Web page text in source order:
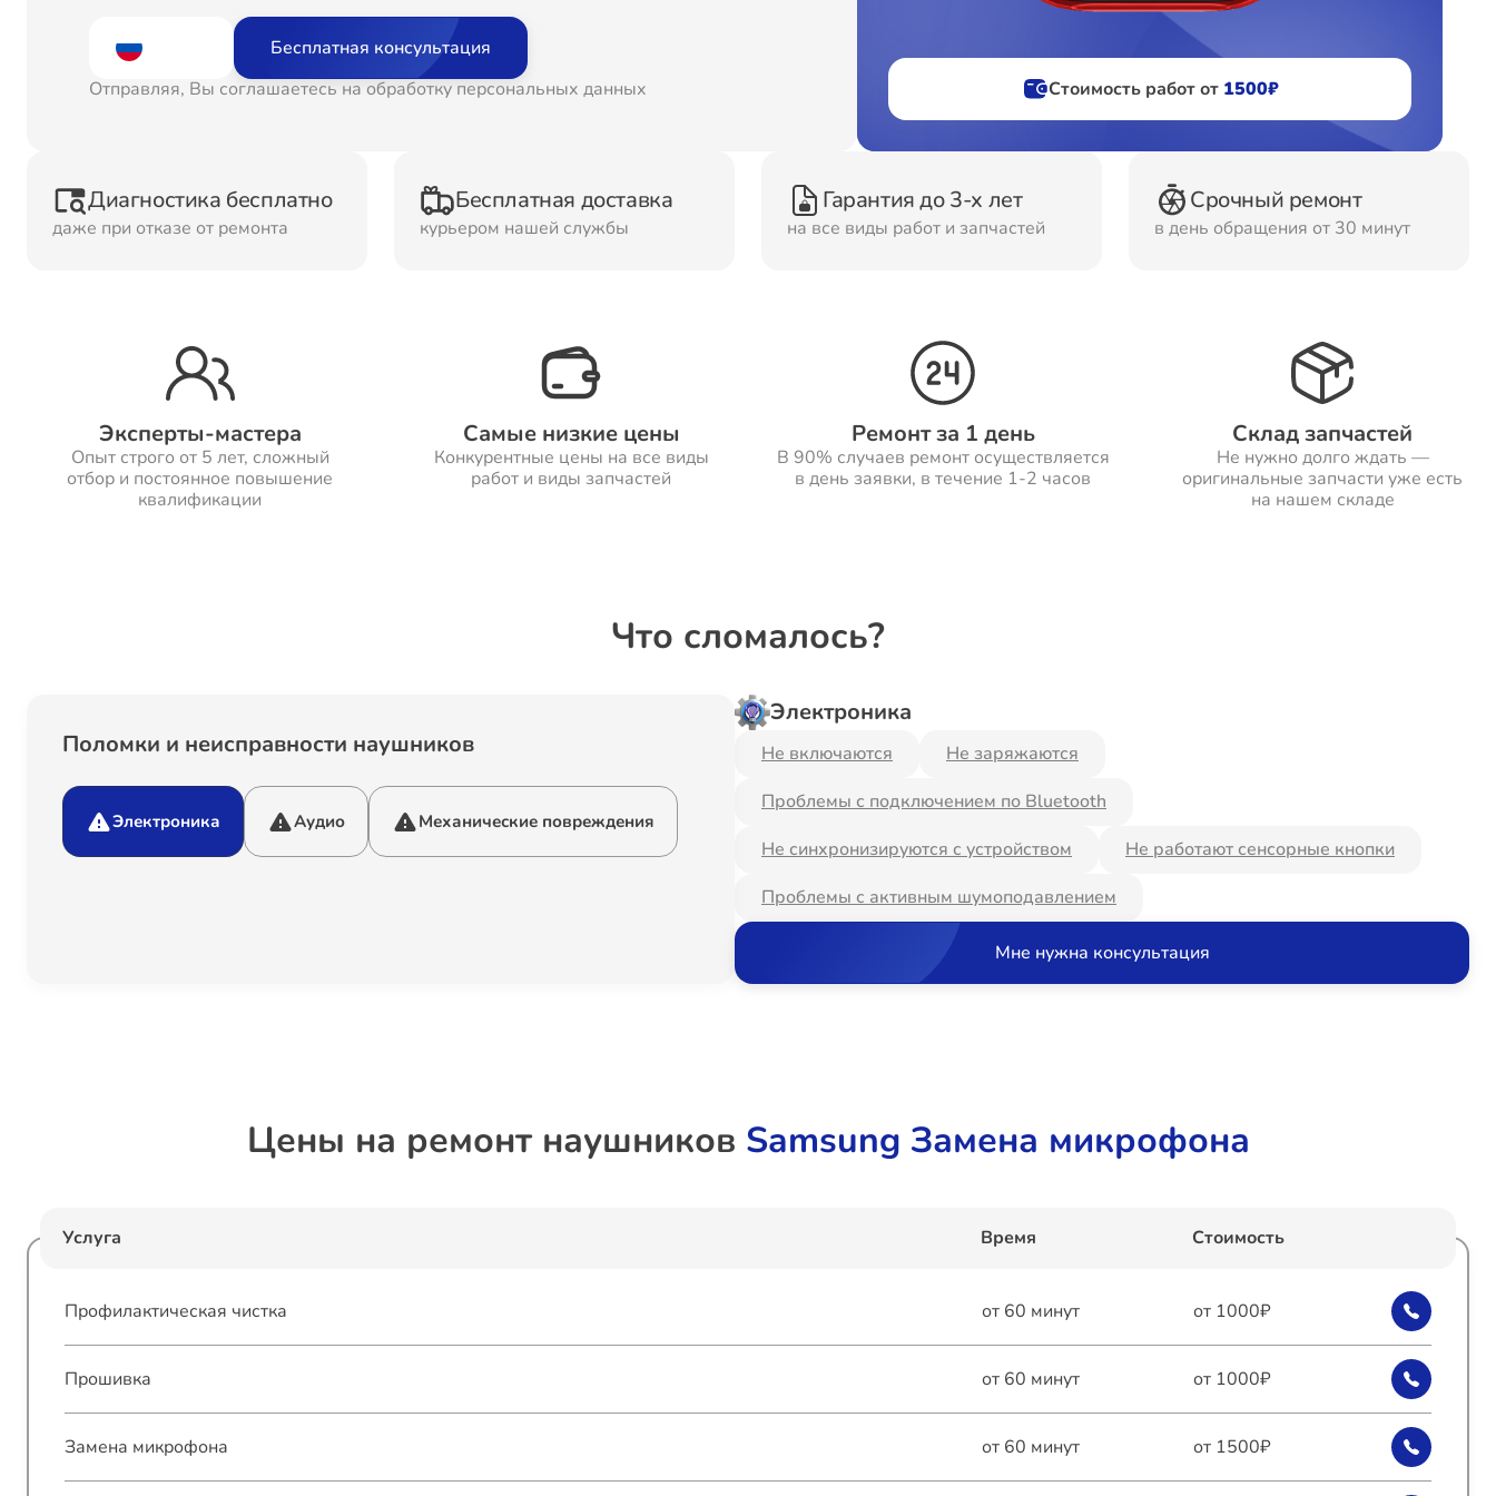
Бесплатная консультация
Отправляя, Вы соглашаетесь на обработку персональных данных
Стоимость работ от 1500₽
Диагностика бесплатно
даже при отказе от ремонта
Бесплатная доставка
курьером нашей службы
Гарантия до 3-х лет
на все виды работ и запчастей
Срочный ремонт
в день обращения от 30 минут
Эксперты-мастера
Опыт строго от 5 лет, сложный
отбор и постоянное повышение
квалификации
Самые низкие цены
Конкурентные цены на все виды
работ и виды запчастей
Ремонт за 1 день
В 90% случаев ремонт осуществляется
в день заявки, в течение 1-2 часов
Склад запчастей
Не нужно долго ждать —
оригинальные запчасти уже есть
на нашем складе
Что сломалось?
Поломки и неисправности наушников
Электроника Аудио Механические повреждения
Электроника
Не включаются
Не заряжаются
Проблемы с подключением по Bluetooth
Не синхронизируются с устройством
Не работают сенсорные кнопки
Проблемы с активным шумоподавлением
Мне нужна консультация
Цены на ремонт наушников Samsung Замена микрофона
Услуга Время Стоимость
Профилактическая чистка от 60 минут от 1000₽
Прошивка от 60 минут от 1000₽
Замена микрофона от 60 минут от 1500₽
Водонагревателей
Ремонт Вытяжек
Ремонт Кондиционеров
Ремонт Сушильных
Ремонт Стиральных
Ремонт Микроволновых
печей
Ремонт Смарт-часов
Ремонт Сплит-систем